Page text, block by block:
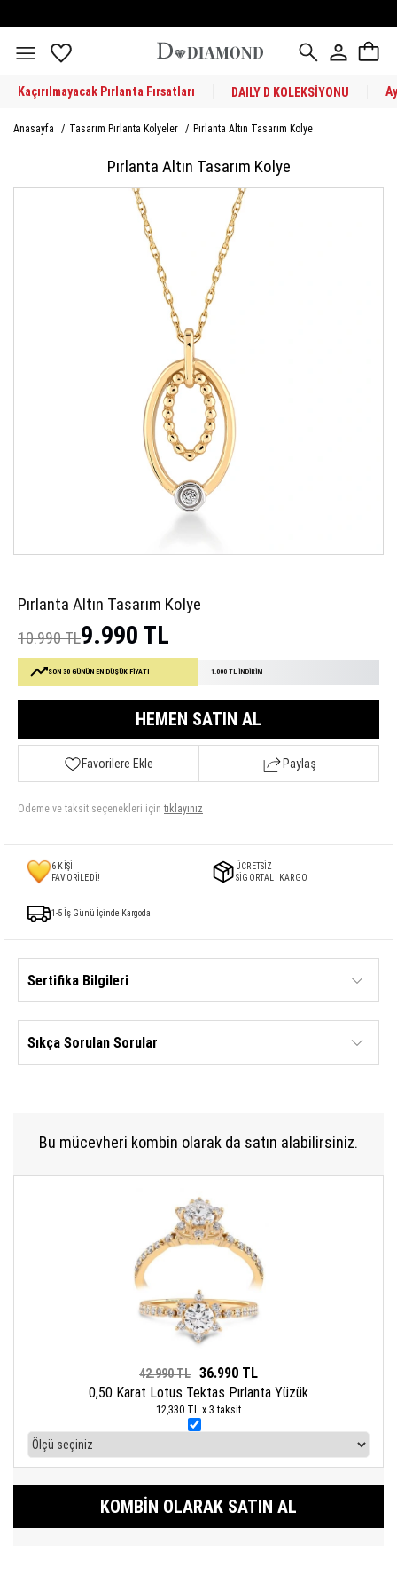
Kaçırılmayacak Pırlanta Fırsatları DAILY D KOLEKSİYONU
Anasayfa / Tasarım Pırlanta Kolyeler / Pırlanta Altın Tasarım Kolye
Pırlanta Altın Tasarım Kolye
Pırlanta Altın Tasarım Kolye
10.990 TL9.990 TL
SON 30 GÜNÜN EN DÜŞÜK FİYATI 1.000 TL İNDİRİM
HEMEN SATIN AL
Favorilere Ekle Paylaş
Ödeme ve taksit seçenekleri için tıklayınız
6 KİŞİ
FAVORİLEDİ!
ÜCRETSİZ
SİGORTALI KARGO
1-5 İş Günü İçinde Kargoda
Sertifika Bilgileri
Sıkça Sorulan Sorular
Bu mücevheri kombin olarak da satın alabilirsiniz.
42.990 TL
36.990 TL
0,50 Karat Lotus Tektas Pırlanta Yüzük
12,330 TL x 3 taksit
KOMBIN OLARAK SATIN AL